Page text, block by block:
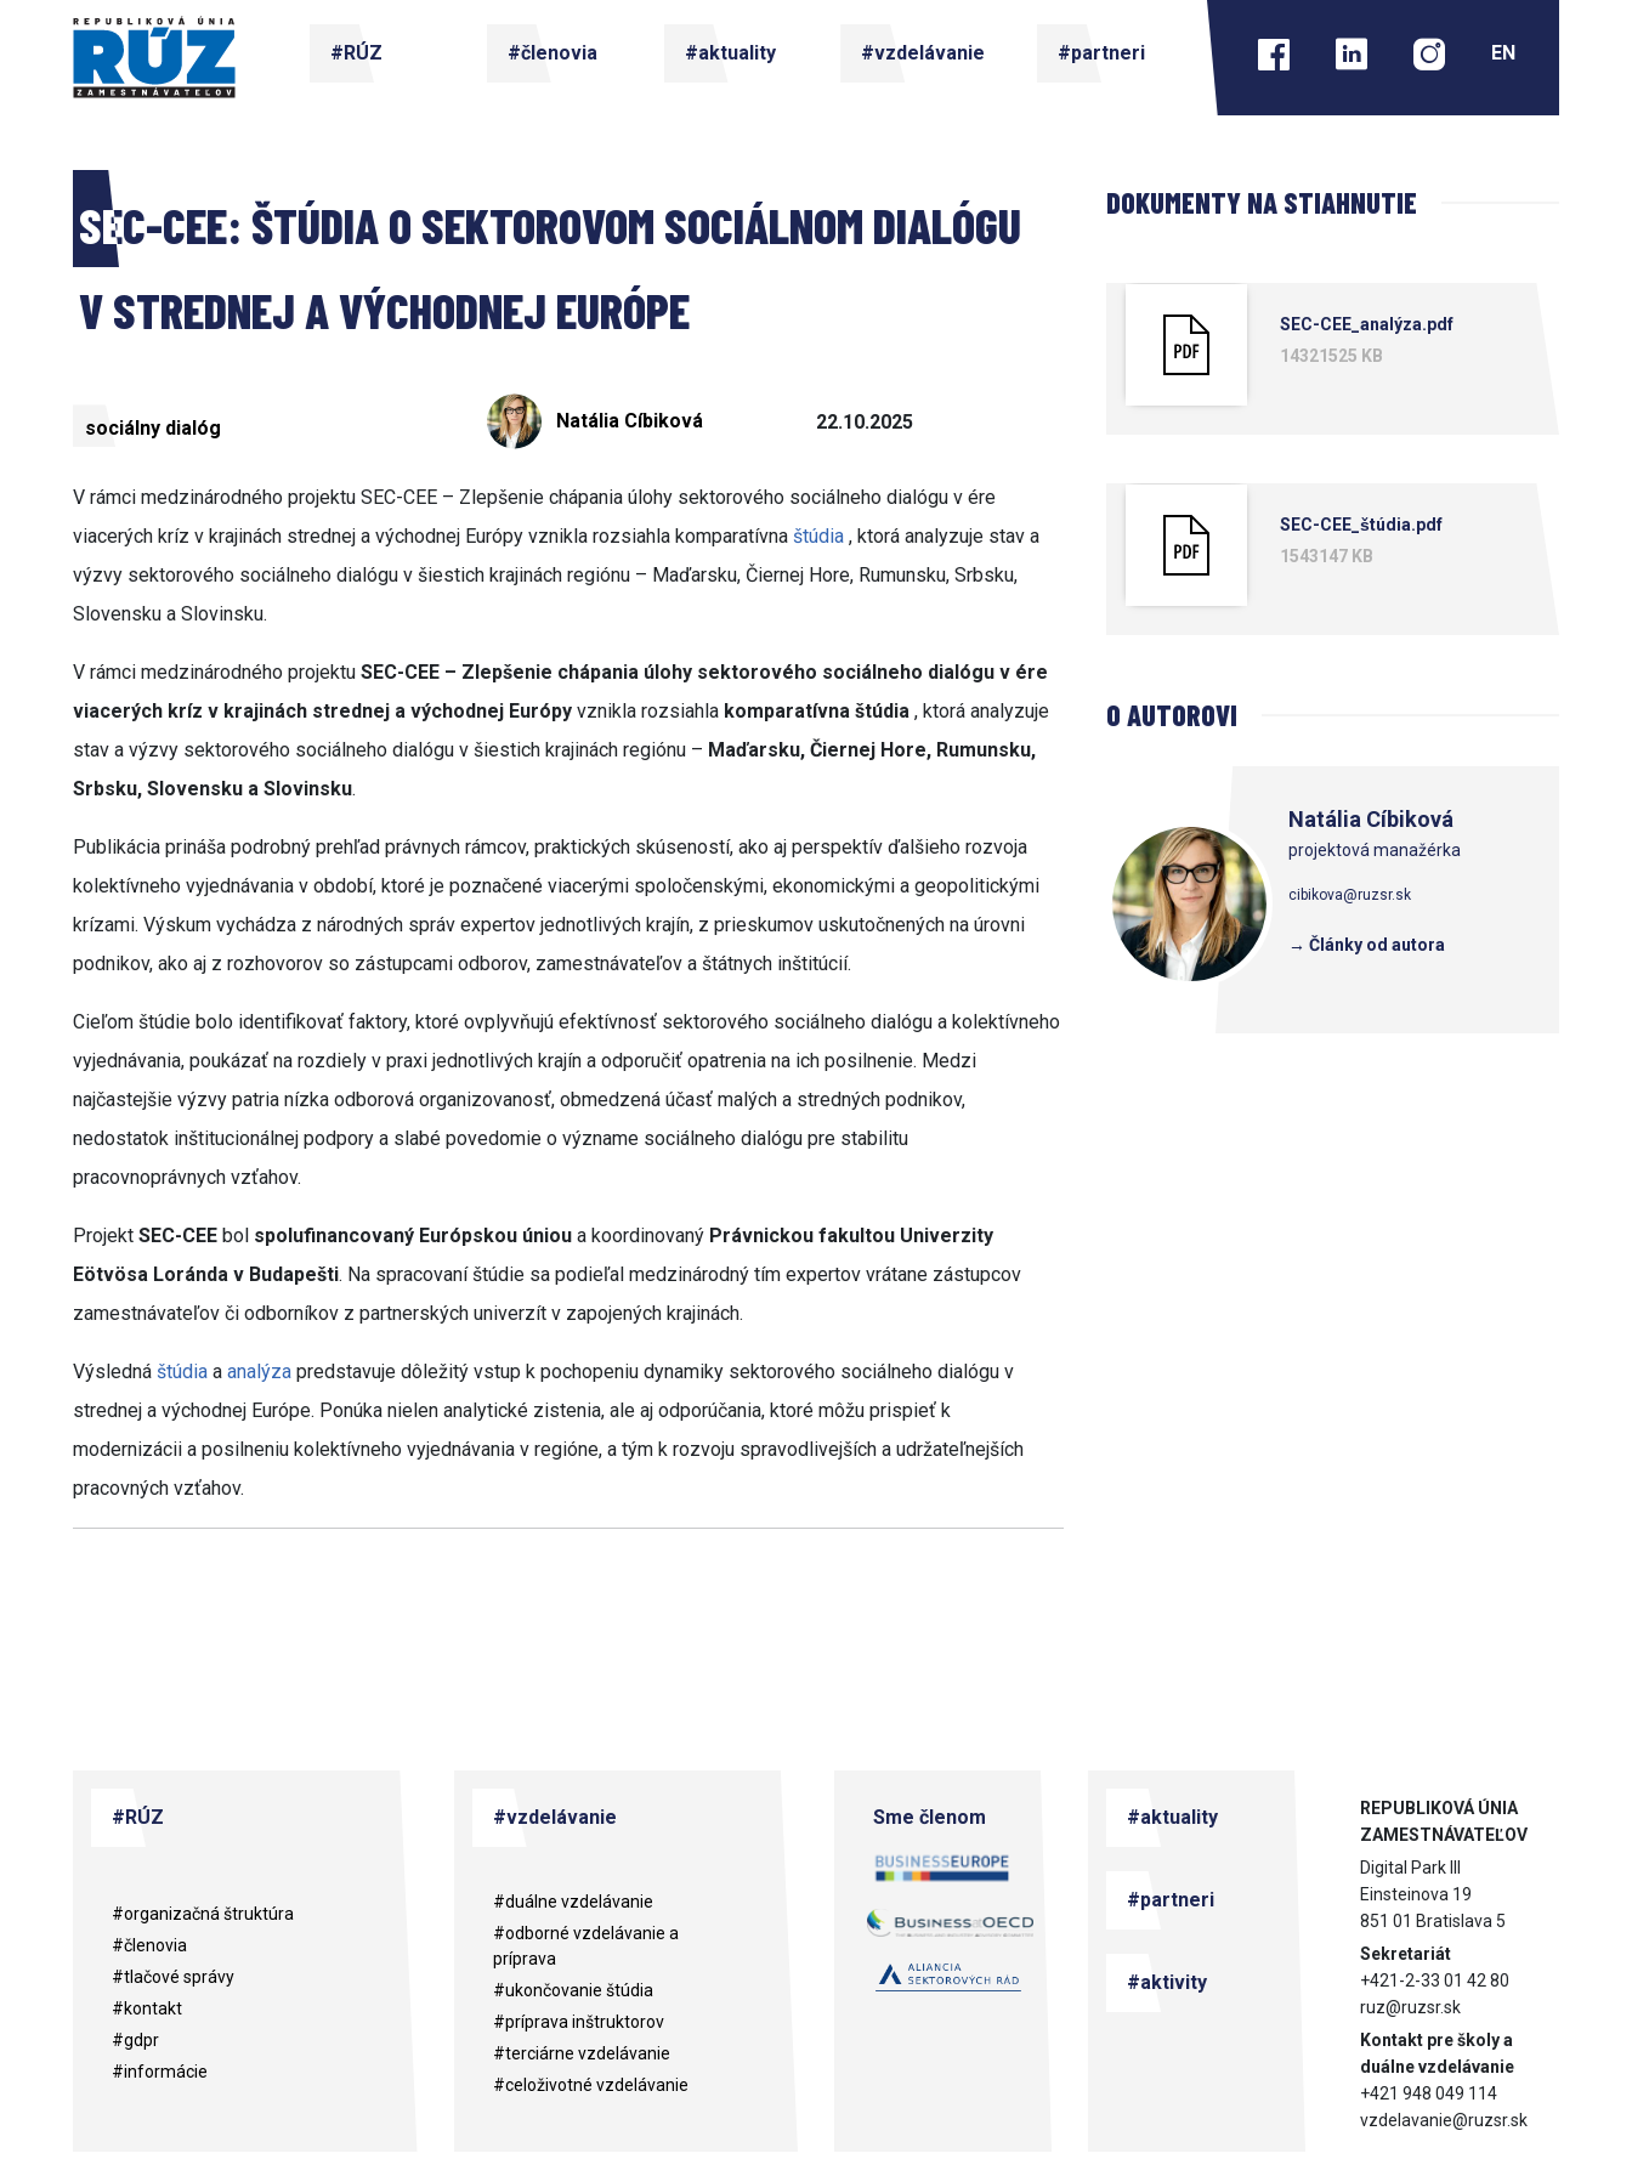
#RÚZ #členovia #aktuality #vzdelávanie #partneri
SEC-CEE: ŠTÚDIA O SEKTOROVOM SOCIÁLNOM DIALÓGU
V STREDNEJ A VÝCHODNEJ EURÓPE
sociálny dialóg Natália Cíbiková 22.10.2025
V rámci medzinárodného projektu SEC-CEE – Zlepšenie chápania úlohy sektorového sociálneho dialógu v ére
viacerých kríz v krajinách strednej a východnej Európy vznikla rozsiahla komparatívna štúdia , ktorá analyzuje stav a
výzvy sektorového sociálneho dialógu v šiestich krajinách regiónu – Maďarsku, Čiernej Hore, Rumunsku, Srbsku,
Slovensku a Slovinsku.
V rámci medzinárodného projektu SEC-CEE – Zlepšenie chápania úlohy sektorového sociálneho dialógu v ére
viacerých kríz v krajinách strednej a východnej Európy vznikla rozsiahla komparatívna štúdia , ktorá analyzuje
stav a výzvy sektorového sociálneho dialógu v šiestich krajinách regiónu – Maďarsku, Čiernej Hore, Rumunsku,
Srbsku, Slovensku a Slovinsku.
Publikácia prináša podrobný prehľad právnych rámcov, praktických skúseností, ako aj perspektív ďalšieho rozvoja
kolektívneho vyjednávania v období, ktoré je poznačené viacerými spoločenskými, ekonomickými a geopolitickými
krízami. Výskum vychádza z národných správ expertov jednotlivých krajín, z prieskumov uskutočnených na úrovni
podnikov, ako aj z rozhovorov so zástupcami odborov, zamestnávateľov a štátnych inštitúcií.
Cieľom štúdie bolo identifikovať faktory, ktoré ovplyvňujú efektívnosť sektorového sociálneho dialógu a kolektívneho
vyjednávania, poukázať na rozdiely v praxi jednotlivých krajín a odporučiť opatrenia na ich posilnenie. Medzi
najčastejšie výzvy patria nízka odborová organizovanosť, obmedzená účasť malých a stredných podnikov,
nedostatok inštitucionálnej podpory a slabé povedomie o význame sociálneho dialógu pre stabilitu
pracovnoprávnych vzťahov.
Projekt SEC-CEE bol spolufinancovaný Európskou úniou a koordinovaný Právnickou fakultou Univerzity
Eötvösa Loránda v Budapešti. Na spracovaní štúdie sa podieľal medzinárodný tím expertov vrátane zástupcov
zamestnávateľov či odborníkov z partnerských univerzít v zapojených krajinách.
Výsledná štúdia a analýza predstavuje dôležitý vstup k pochopeniu dynamiky sektorového sociálneho dialógu v
strednej a východnej Európe. Ponúka nielen analytické zistenia, ale aj odporúčania, ktoré môžu prispieť k
modernizácii a posilneniu kolektívneho vyjednávania v regióne, a tým k rozvoju spravodlivejších a udržateľnejších
pracovných vzťahov.
DOKUMENTY NA STIAHNUTIE
SEC-CEE_analýza.pdf
14321525 KB
SEC-CEE_štúdia.pdf
1543147 KB
O AUTOROVI
Natália Cíbiková
projektová manažérka
cibikova@ruzsr.sk
→ Články od autora
#RÚZ
#organizačná štruktúra
#členovia
#tlačové správy
#kontakt
#gdpr
#informácie
#vzdelávanie
#duálne vzdelávanie
#odborné vzdelávanie a
príprava
#ukončovanie štúdia
#príprava inštruktorov
#terciárne vzdelávanie
#celoživotné vzdelávanie
Sme členom #aktuality
#partneri
#aktivity
REPUBLIKOVÁ ÚNIA
ZAMESTNÁVATEĽOV
Digital Park III
Einsteinova 19
851 01 Bratislava 5
Sekretariát
+421-2-33 01 42 80
ruz@ruzsr.sk
Kontakt pre školy a
duálne vzdelávanie
+421 948 049 114
vzdelavanie@ruzsr.sk